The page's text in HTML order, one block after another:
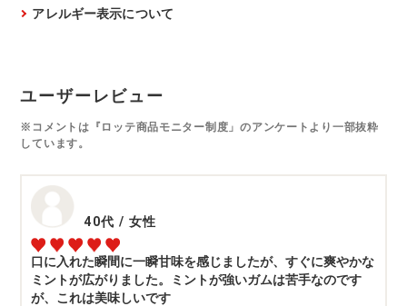
アレルギー表示について
ユーザーレビュー
※コメントは『ロッテ商品モニター制度」のアンケートより一部抜粋
しています。
40代 / 女性
口に入れた瞬間に一瞬甘味を感じましたが、すぐに爽やかな
ミントが広がりました。ミントが強いガムは苦手なのです
が、これは美味しいです